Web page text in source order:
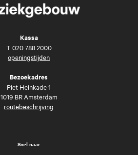
Kassa
T 020 788 2000
openingstijden
Bezoekadres
Piet Heinkade 1
1019 BR Amsterdam
routebeschrijving
Snel naar